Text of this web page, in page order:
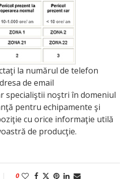
la numărul de telefon
de email
specialiştii noştri în domeniul
pentru echipamente şi
cu orice informaţie utilă
de producţie.
0